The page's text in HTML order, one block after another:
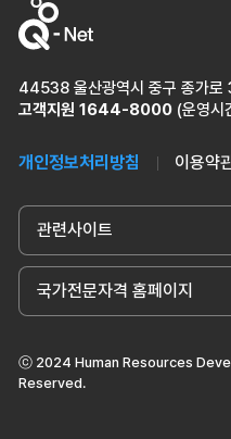
44538 울산광역시 중구 종가로
고객지원 1644-8000 (운영
개인정보처리방침 이용약
관련사이트
국가전문자격 홈페이지
ⓒ 2024 Human Resources
Reserved.